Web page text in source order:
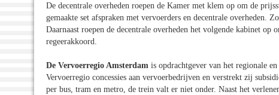
De decentrale overheden roepen de Kamer met klem op om de
gemaakte set afspraken met vervoerders en decentrale overheden.
Daarnaast roepen de decentrale overheden het volgende kabinet
regeerakkoord.
De Vervoerregio Amsterdam is opdrachtgever van het regionale
Vervoerregio concessies aan vervoerbedrijven en verstrekt zij
per bus, tram en metro, de trein valt er niet onder. Naast het